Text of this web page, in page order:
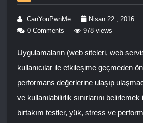
CanYouPwnMe Nisan 22 , 2016
0 Comments
978 views
Uygulamaların (web siteleri, web
kullanıcılar ile etkileşime geçmeden
performans değerlerine ulaşıp
ve kullanılabilirlik sınırlarını belirlemek
birtakım testler, yük, stress ve